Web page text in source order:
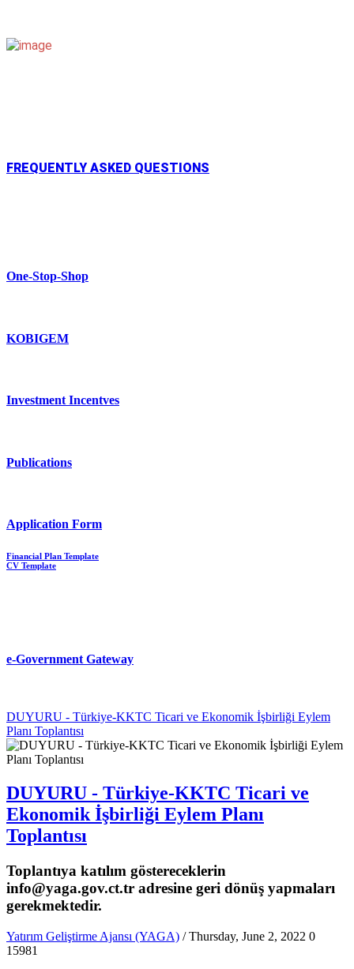
FREQUENTLY ASKED QUESTIONS
One-Stop-Shop
KOBIGEM
Investment Incentves
Publications
Application Form
Financial Plan Template
CV Template
e-Government Gateway
DUYURU - Türkiye-KKTC Ticari ve Ekonomik İşbirliği Eylem
Planı Toplantısı
DUYURU - Türkiye-KKTC Ticari ve
Ekonomik İşbirliği Eylem Planı
Toplantısı
Toplantıya katılım göstereceklerin
info@yaga.gov.ct.tr adresine geri dönüş yapmaları
gerekmektedir.
Yatırım Geliştirme Ajansı (YAGA) / Thursday, June 2, 2022 0
15981